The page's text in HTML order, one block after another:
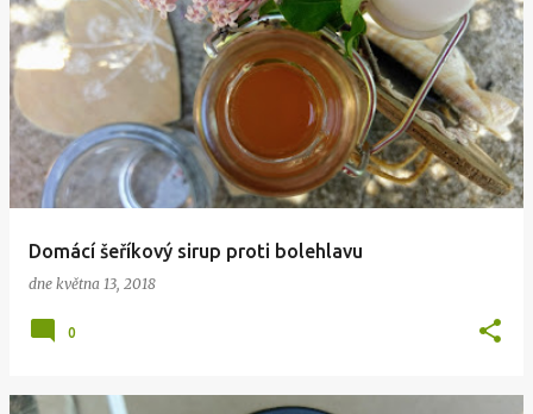
Domácí šeříkový sirup proti bolehlavu
dne května 13, 2018
0